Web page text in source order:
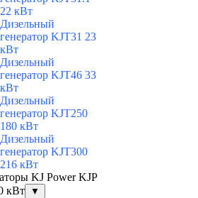
22 кВт
Дизельный
генератор KJT31 23
кВт
Дизельный
генератор KJT46 33
кВт
Дизельный
генератор KJT250
180 кВт
Дизельный
генератор KJT300
216 кВт
KJ Power KJP
кВт
▼